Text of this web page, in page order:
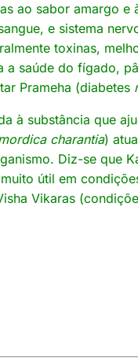
ao sabor amargo
e sistema
toxinas,
a saúde do fígado,
Prameha (diabetes
à substância que
charantia)
Diz-se que
útil em
Vikaras